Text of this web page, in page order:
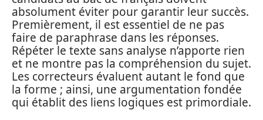
absolument éviter pour garantir leur succès.
Premièrement, il est essentiel de ne pas
faire de paraphrase dans les réponses.
Répéter le texte sans analyse n’apporte rien
et ne montre pas la compréhension du sujet.
Les correcteurs évaluent autant le fond que
la forme ; ainsi, une argumentation fondée
qui établit des liens logiques est primordiale.